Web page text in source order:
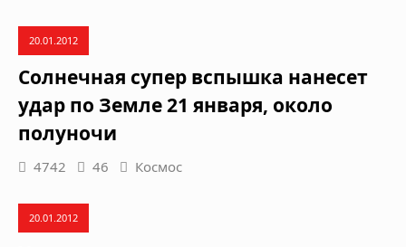
20.01.2012
Солнечная супер вспышка нанесет
удар по Земле 21 января, около
полуночи
4742 46 Космос
20.01.2012